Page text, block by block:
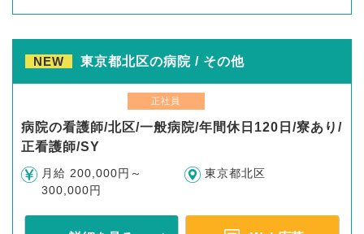
NEW 東京都北区の病院 / その他
正社員
病院の看護師/北区/一般病院/年間休日120日/寮あり/
正看護師/SY
月給 200,000円～
300,000円
東京都北区